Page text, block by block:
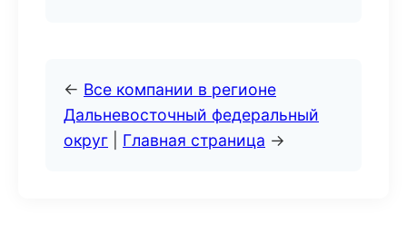
← Все компании в регионе
Дальневосточный федеральный
округ
Главная страница →